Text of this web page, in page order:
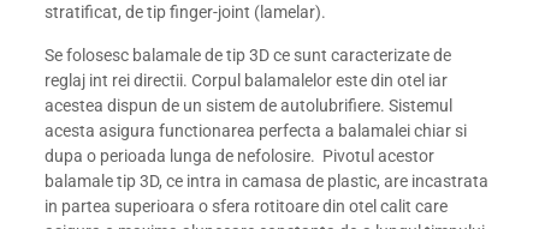
stratificat, de tip finger-joint (lamelar).
Se folosesc balamale de tip 3D ce sunt caracterizate de
reglaj int rei directii. Corpul balamalelor este din otel iar
acestea dispun de un sistem de autolubrifiere. Sistemul
acesta asigura functionarea perfecta a balamalei chiar si
dupa o perioada lunga de nefolosire. Pivotul acestor
balamale tip 3D, ce intra in camasa de plastic, are incastrata
in partea superioara o sfera rotitoare din otel calit care